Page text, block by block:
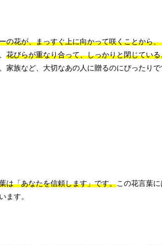
の花が、まっすぐ上に向かって咲くことから
花びらが重なり合って、しっかりと閉じてい
家族など、大切なあの人に贈るのにぴったりで
は「あなたを信頼します」です。この花言葉
ます。